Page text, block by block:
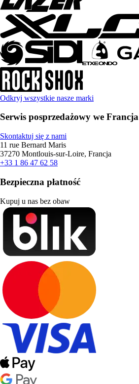
Odkryj wszystkie nasze marki
Serwis posprzedażowy we Francja
Skontaktuj się z nami
11 rue Bernard Maris
37270 Montlouis-sur-Loire, Francja
+33 1 86 47 62 58
Bezpieczna płatność
Kupuj u nas bez obaw